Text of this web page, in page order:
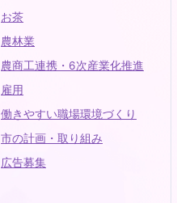
お茶
農林業
農商工連携・6次産業化推進
雇用
働きやすい職場環境づくり
市の計画・取り組み
広告募集